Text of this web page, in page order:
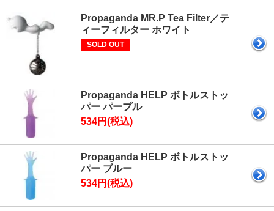
Propaganda MR.P Tea Filter／テ
ィーフィルター ホワイト
SOLD OUT
Propaganda HELP ボトルストッ
パー パープル
534円(税込)
Propaganda HELP ボトルストッ
パー ブルー
534円(税込)